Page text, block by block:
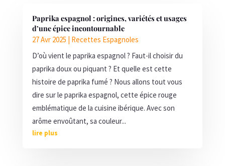
Paprika espagnol : origines, variétés et usages
d’une épice incontournable
27 Avr 2025 | Recettes Espagnoles
D’où vient le paprika espagnol ? Faut-il choisir du
paprika doux ou piquant ? Et quelle est cette
histoire de paprika fumé ? Nous allons tout vous
dire sur le paprika espagnol, cette épice rouge
emblématique de la cuisine ibérique. Avec son
arôme envoûtant, sa couleur...
lire plus